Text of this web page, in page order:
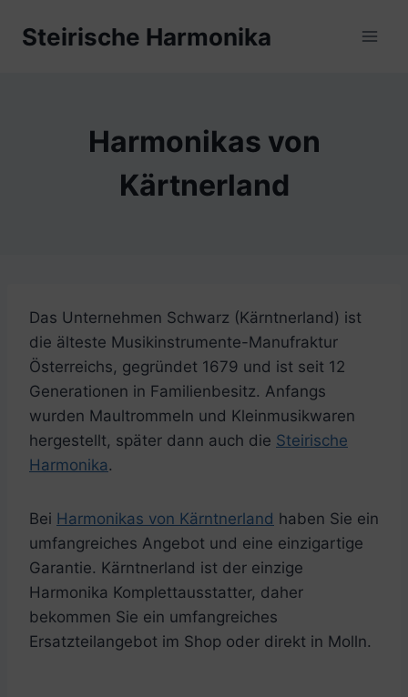
InhaltSteirische Harmonika
Harmonikas von
Kärtnerland
Das Unternehmen Schwarz (Kärntnerland) ist
die älteste Musikinstrumente-Manufraktur
Österreichs, gegründet 1679 und ist seit 12
Generationen in Familienbesitz. Anfangs
wurden Maultrommeln und Kleinmusikwaren
hergestellt, später dann auch die Steirische
Harmonika.
Bei Harmonikas von Kärntnerland haben Sie ein
umfangreiches Angebot und eine einzigartige
Garantie. Kärntnerland ist der einzige
Harmonika Komplettausstatter, daher
bekommen Sie ein umfangreiches
Ersatzteilangebot im Shop oder direkt in Molln.